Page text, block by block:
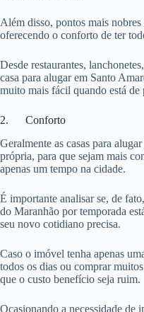
Além disso, pontos mais
oferecendo o conforto de ter
Desde restaurantes,
casa para alugar em Santo
muito mais fácil quando está de
2. Conforto
Geralmente as casas para
própria, para que sejam mais
apenas um tempo na cidade.
É importante analisar se, de
do Maranhão por temporada
seu novo cotidiano precisa.
Caso o imóvel tenha apenas
todos os dias ou comprar
que o custo benefício seja ruim.
Ocasionando a necessidade de